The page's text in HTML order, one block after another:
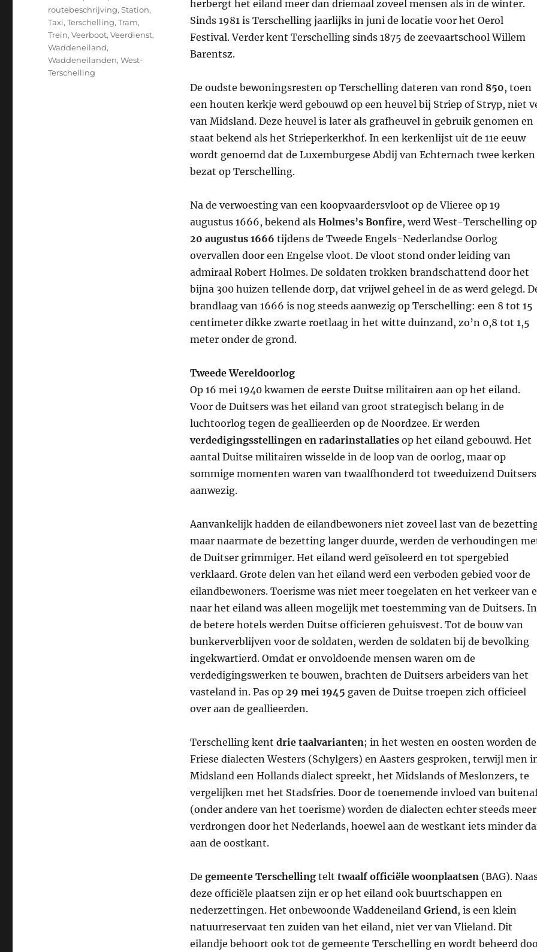
herbergt het eiland meer dan driemaal zoveel mensen als in de winter.
Sinds 1981 is Terschelling jaarlijks in juni de locatie voor het Oerol
Festival. Verder kent Terschelling sinds 1875 de zeevaartschool Willem
Barentsz.
De oudste bewoningsresten op Terschelling dateren van rond 850, toen
een houten kerkje werd gebouwd op een heuvel bij Striep of Stryp, niet
van Midsland. Deze heuvel is later als grafheuvel in gebruik genomen en
staat bekend als het Strieperkerkhof. In een kerkenlijst uit de 11e eeuw
wordt genoemd dat de Luxemburgese Abdij van Echternach twee kerken
bezat op Terschelling.
Na de verwoesting van een koopvaardersvloot op de Vlieree op 19
augustus 1666, bekend als Holmes’s Bonfire, werd West-Terschelling op
20 augustus 1666 tijdens de Tweede Engels-Nederlandse Oorlog
overvallen door een Engelse vloot. De vloot stond onder leiding van
admiraal Robert Holmes. De soldaten trokken brandschattend door het
bijna 300 huizen tellende dorp, dat vrijwel geheel in de as werd gelegd.
brandlaag van 1666 is nog steeds aanwezig op Terschelling: een 8 tot 15
centimeter dikke zwarte roetlaag in het witte duinzand, zo’n 0,8 tot 1,5
meter onder de grond.
Tweede Wereldoorlog
Op 16 mei 1940 kwamen de eerste Duitse militairen aan op het eiland.
Voor de Duitsers was het eiland van groot strategisch belang in de
luchtoorlog tegen de geallieerden op de Noordzee. Er werden
verdedigingsstellingen en radarinstallatiesop het eiland gebouwd. Het
aantal Duitse militairen wisselde in de loop van de oorlog, maar op
sommige momenten waren van twaalfhonderd tot tweeduizend Duitsers
aanwezig.
Aanvankelijk hadden de eilandbewoners niet zoveel last van de
maar naarmate de bezetting langer duurde, werden de verhoudingen
de Duitser grimmiger. Het eiland werd geïsoleerd en tot spergebied
verklaard. Grote delen van het eiland werd een verboden gebied voor de
eilandbewoners. Toerisme was niet meer toegelaten en het verkeer van
naar het eiland was alleen mogelijk met toestemming van de Duitsers. In
de betere hotels werden Duitse officieren gehuisvest. Tot de bouw van
bunkerverblijven voor de soldaten, werden de soldaten bij de bevolking
ingekwartierd. Omdat er onvoldoende mensen waren om de
verdedigingswerken te bouwen, brachten de Duitsers arbeiders van het
vasteland in. Pas op 29 mei 1945 gaven de Duitse troepen zich officieel
over aan de geallieerden.
Terschelling kent drie taalvarianten; in het westen en oosten worden de
Friese dialecten Westers (Schylgers) en Aasters gesproken, terwijl men
Midsland een Hollands dialect spreekt, het Midslands of Meslonzers, te
vergelijken met het Stadsfries. Door de toenemende invloed van
(onder andere van het toerisme) worden de dialecten echter steeds meer
verdrongen door het Nederlands, hoewel aan de westkant iets minder
aan de oostkant.
De gemeente Terschellingtelt twaalf officiële woonplaatsen(BAG).
deze officiële plaatsen zijn er op het eiland ook buurtschappen en
nederzettingen. Het onbewoonde Waddeneiland Griend, is een klein
natuurreservaat ten zuiden van het eiland, niet ver van Vlieland. Dit
eilandje behoort ook tot de gemeente Terschelling en wordt beheerd
routebeschrijving,Station,
Taxi,Terschelling,Tram,
Trein,Veerboot,Veerdienst,
Waddeneiland,
Waddeneilanden,West-
Terschelling